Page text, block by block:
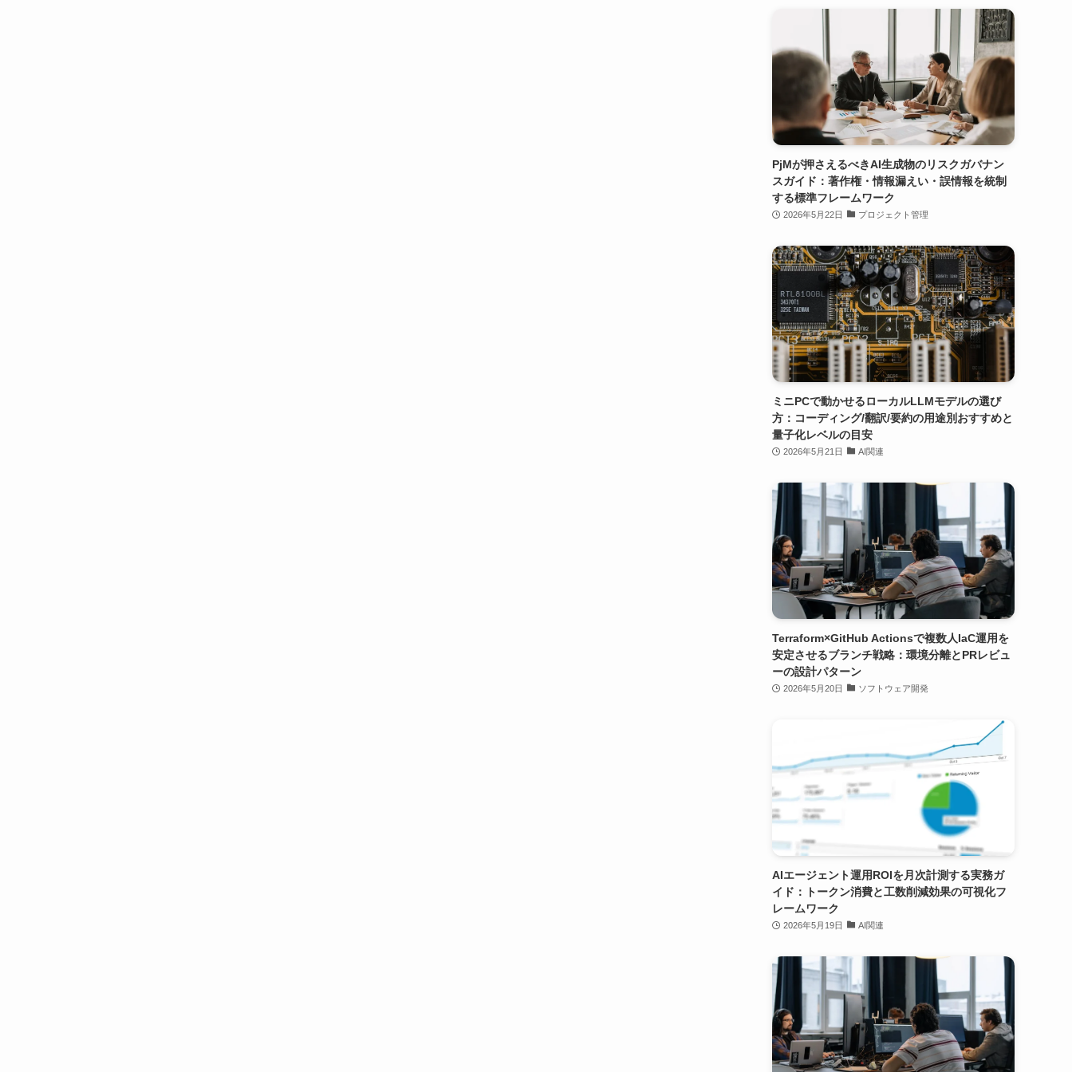
PjMが押さえるべきAI生成物のリスクガバナン
スガイド：著作権・情報漏えい・誤情報を統制
する標準フレームワーク
2026年5月22日 プロジェクト管理
ミニPCで動かせるローカルLLMモデルの選び
方：コーディング/翻訳/要約の用途別おすすめと
量子化レベルの目安
2026年5月21日 AI関連
Terraform×GitHub Actionsで複数人IaC運用を
安定させるブランチ戦略：環境分離とPRレビュ
ーの設計パターン
2026年5月20日 ソフトウェア開発
AIエージェント運用ROIを月次計測する実務ガ
イド：トークン消費と工数削減効果の可視化フ
レームワーク
2026年5月19日 AI関連